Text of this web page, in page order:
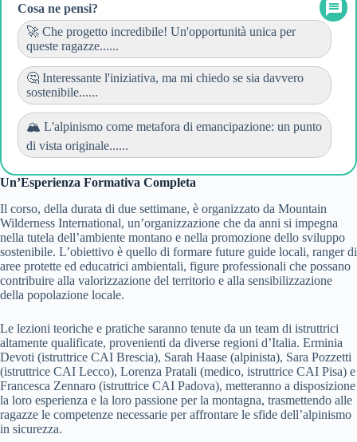
Cosa ne pensi?
🚀 Che progetto incredibile! Un'opportunità unica per
queste ragazze......
🤔 Interessante l'iniziativa, ma mi chiedo se sia davvero
sostenibile......
🏔️ L'alpinismo come metafora di emancipazione: un punto
di vista originale......
Un’Esperienza Formativa Completa
Il corso, della durata di due settimane, è organizzato da Mountain
Wilderness International, un’organizzazione che da anni si impegna
nella tutela dell’ambiente montano e nella promozione dello sviluppo
sostenibile. L’obiettivo è quello di formare future guide locali, ranger di
aree protette ed educatrici ambientali, figure professionali che possano
contribuire alla valorizzazione del territorio e alla sensibilizzazione
della popolazione locale.
Le lezioni teoriche e pratiche saranno tenute da un team di istruttrici
altamente qualificate, provenienti da diverse regioni d’Italia. Erminia
Devoti (istruttrice CAI Brescia), Sarah Haase (alpinista), Sara Pozzetti
(istruttrice CAI Lecco), Lorenza Pratali (medico, istruttrice CAI Pisa) e
Francesca Zennaro (istruttrice CAI Padova), metteranno a disposizione
la loro esperienza e la loro passione per la montagna, trasmettendo alle
ragazze le competenze necessarie per affrontare le sfide dell’alpinismo
in sicurezza.